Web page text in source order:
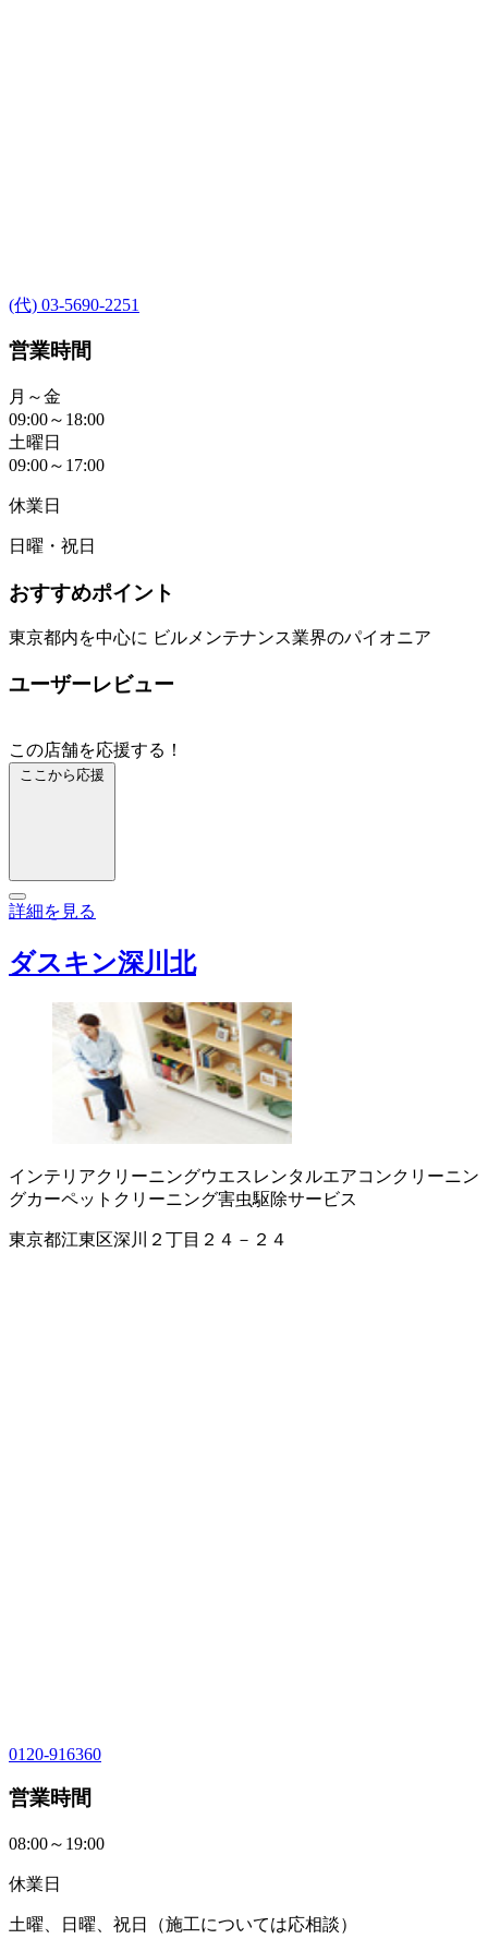
(代) 03-5690-2251
営業時間
月～金
09:00～18:00
土曜日
09:00～17:00
休業日
日曜・祝日
おすすめポイント
東京都内を中心に ビルメンテナンス業界のパイオニア
ユーザーレビュー
この店舗を応援する！
ここから応援
詳細を見る
ダスキン深川北
インテリアクリーニングウエスレンタルエアコンクリーニン
グカーペットクリーニング害虫駆除サービス
東京都江東区深川２丁目２４－２４
0120-916360
営業時間
08:00～19:00
休業日
土曜、日曜、祝日（施工については応相談）